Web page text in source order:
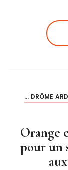
... DRÔME
Orange
pour un